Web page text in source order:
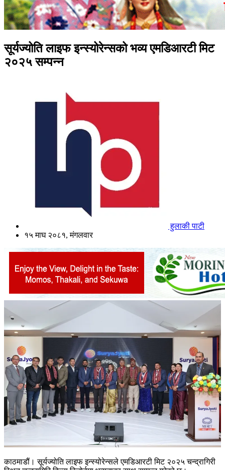
सूर्यज्योति लाइफ इन्स्योरेन्सको भव्य एमडिआरटी मिट
२०२५ सम्पन्न
हुलाकी पाटी
१५ माघ २०८१, मंगलवार
काठमाडौं। सूर्यज्योति लाइफ इन्स्योरेन्सले एमडिआरटी मिट २०२५ चन्द्रागिरी